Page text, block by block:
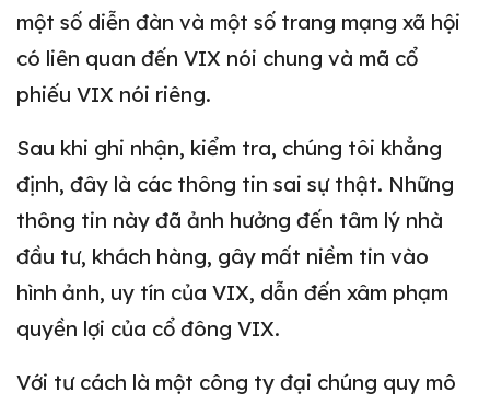
một số diễn đàn và một số trang mạng xã hội
có liên quan đến VIX nói chung và mã cổ
phiếu VIX nói riêng.
Sau khi ghi nhận, kiểm tra, chúng tôi khẳng
định, đây là các thông tin sai sự thật. Những
thông tin này đã ảnh hưởng đến tâm lý nhà
đầu tư, khách hàng, gây mất niềm tin vào
hình ảnh, uy tín của VIX, dẫn đến xâm phạm
quyền lợi của cổ đông VIX.
Với tư cách là một công ty đại chúng quy mô